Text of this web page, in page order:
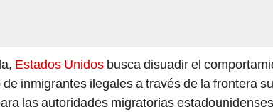
Estados Unidos busca disuadir el
inmigrantes ilegales a través de la frontera
las autoridades migratorias